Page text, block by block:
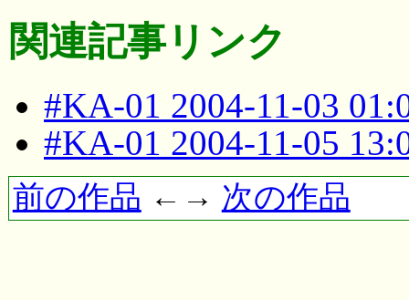
関連記事リンク
#KA-01 2004-11-03
#KA-01 2004-11-05
前の作品 ←→ 次の作品